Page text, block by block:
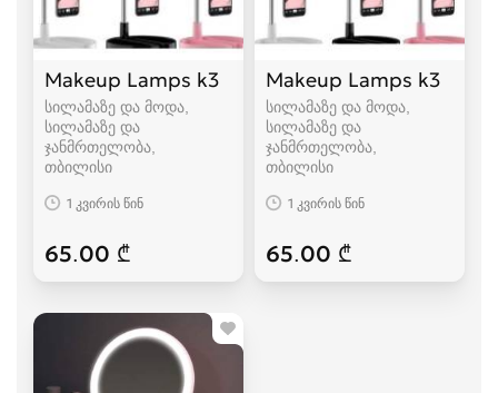
Makeup Lamps k3
სილამაზე და მოდა,
სილამაზე და
ჯანმრთელობა
თბილისი
1 კვირის წინ
65.00 ₾
Makeup Lamps k3
სილამაზე და მოდა,
სილამაზე და
ჯანმრთელობა
თბილისი
1 კვირის წინ
65.00 ₾